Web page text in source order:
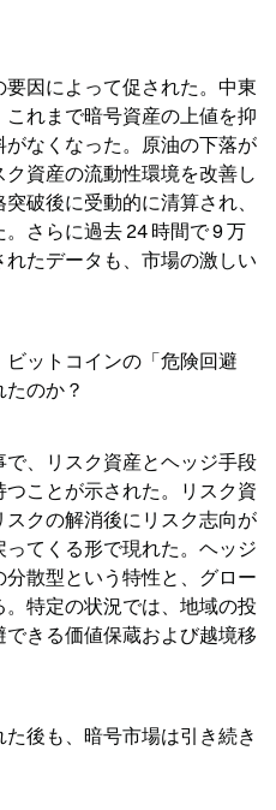
因によって促された。中東
れまで暗号資産の上値を抑
なくなった。原油の下落が
資産の流動性環境を改善し
破後に受動的に清算され、
さらに過去 24 時間で 9 万
たデータも、市場の激しい
ットコインの「危険回避
たのか？
、リスク資産とヘッジ手段
ことが示された。リスク資
クの解消後にリスク志向が
てくる形で現れた。ヘッジ
散型という特性と、グロー
特定の状況では、地域の投
きる価値保蔵および越境移
後も、暗号市場は引き続き